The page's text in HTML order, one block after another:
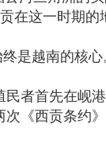
在这一时期的
是越南的核
者首先在岘
《西贡条约